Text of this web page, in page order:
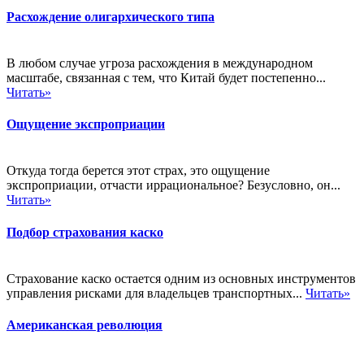
Расхождение олигархического типа
В любом случае угроза расхождения в международном
масштабе, связанная с тем, что Китай будет постепенно...
Читать»
Ощущение экспроприации
Откуда тогда берется этот страх, это ощущение
экспроприации, отчасти иррациональное? Безусловно, он...
Читать»
Подбор страхования каско
Страхование каско остается одним из основных инструментов
управления рисками для владельцев транспортных... Читать»
Американская революция